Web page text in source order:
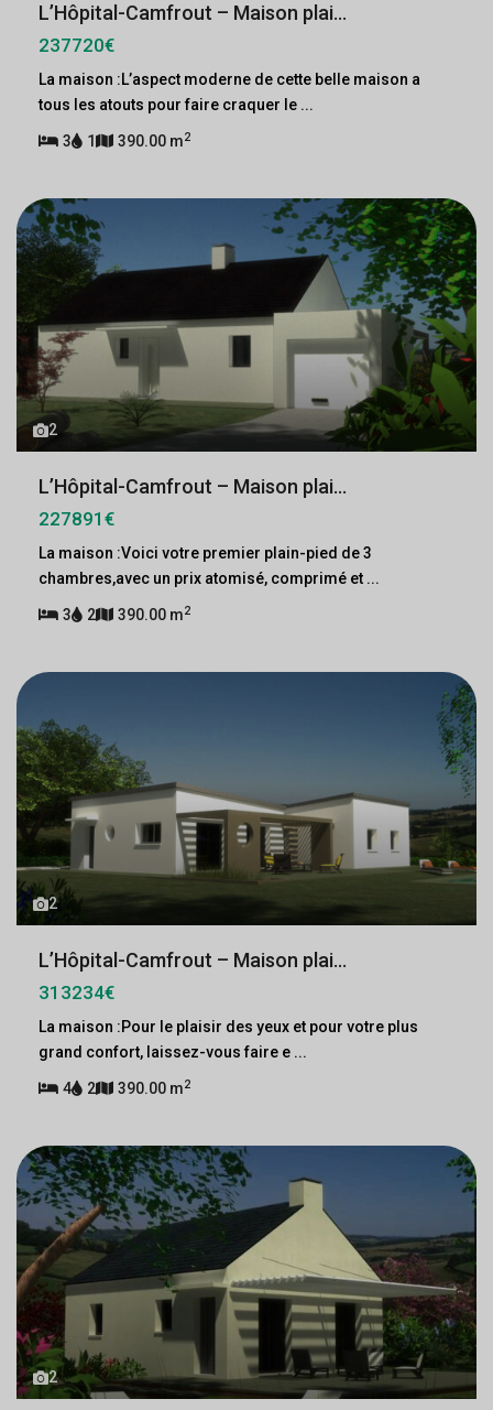
L’Hôpital-Camfrout – Maison plai...
237720€
La maison :L’aspect moderne de cette belle maison a
tous les atouts pour faire craquer le ...
3 1 390.00 m2
2
L’Hôpital-Camfrout – Maison plai...
227891€
La maison :Voici votre premier plain-pied de 3
chambres,avec un prix atomisé, comprimé et ...
3 2 390.00 m2
2
L’Hôpital-Camfrout – Maison plai...
313234€
La maison :Pour le plaisir des yeux et pour votre plus
grand confort, laissez-vous faire e ...
4 2 390.00 m2
2